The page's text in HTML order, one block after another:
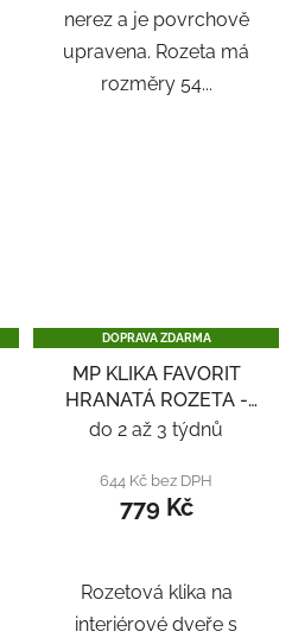
nerez a je povrchově
upravena. Rozeta má
rozměry 54...
DOPRAVA ZDARMA
MP KLIKA FAVORIT
HRANATÁ ROZETA -
ČERNÁ
do 2 až 3 týdnů
644 Kč bez DPH
779 Kč
Rozetová klika na
interiérové ​​dveře s